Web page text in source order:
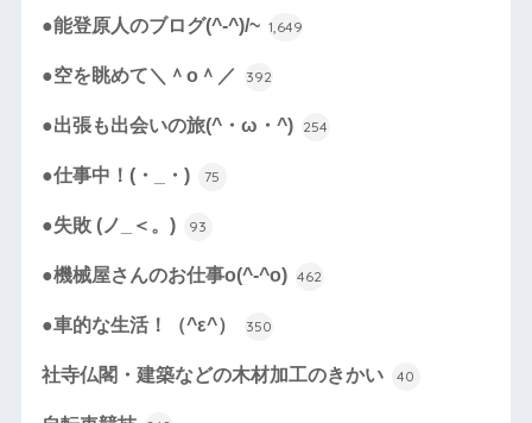
●能登原人のブログ(^-^)/~ 1,649
●空を眺めて＼＾o＾／ 392
●出張も出会いの旅(^・ω・^) 254
●仕事中！(・_・) 75
●失敗 (ノ_＜。) 93
●機械屋さんのお仕事o(^-^o) 462
●車的な生活！（^ε^） 350
社寺仏閣・建築などの木材加工のきかい 40